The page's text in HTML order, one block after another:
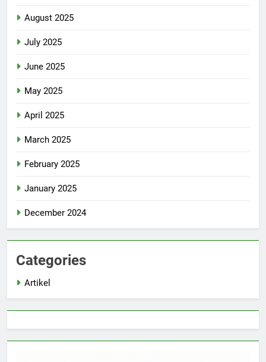
August 2025
July 2025
June 2025
May 2025
April 2025
March 2025
February 2025
January 2025
December 2024
Categories
Artikel